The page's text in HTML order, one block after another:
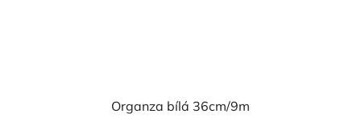
Organza bílá 36cm/9m